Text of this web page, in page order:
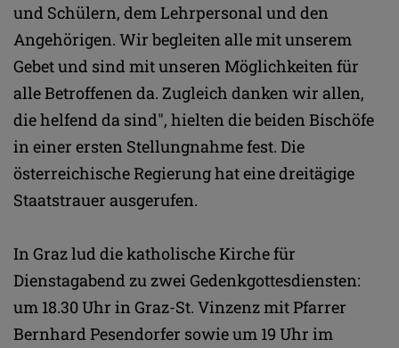
und Schülern, dem Lehrpersonal und den
Angehörigen. Wir begleiten alle mit unserem
Gebet und sind mit unseren Möglichkeiten für
alle Betroffenen da. Zugleich danken wir allen,
die helfend da sind", hielten die beiden Bischöfe
in einer ersten Stellungnahme fest. Die
österreichische Regierung hat eine dreitägige
Staatstrauer ausgerufen.
In Graz lud die katholische Kirche für
Dienstagabend zu zwei Gedenkgottesdiensten:
um 18.30 Uhr in Graz-St. Vinzenz mit Pfarrer
Bernhard Pesendorfer sowie um 19 Uhr im